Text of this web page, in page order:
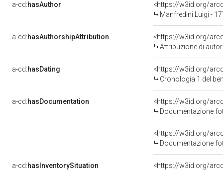
a-cd:hasAuthor
<https://w3id.org/
Manfredini Luigi -
a-cd:hasAuthorshipAttribution
<https://w3id.org/
Attribuzione di
a-cd:hasDating
<https://w3id.org/
Cronologia 1 del
a-cd:hasDocumentation
Documentazione
Documentazione
a-cd:hasInventorySituation
<https://w3id.org/